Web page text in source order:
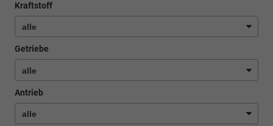
Kraftstoff
Getriebe
Antrieb